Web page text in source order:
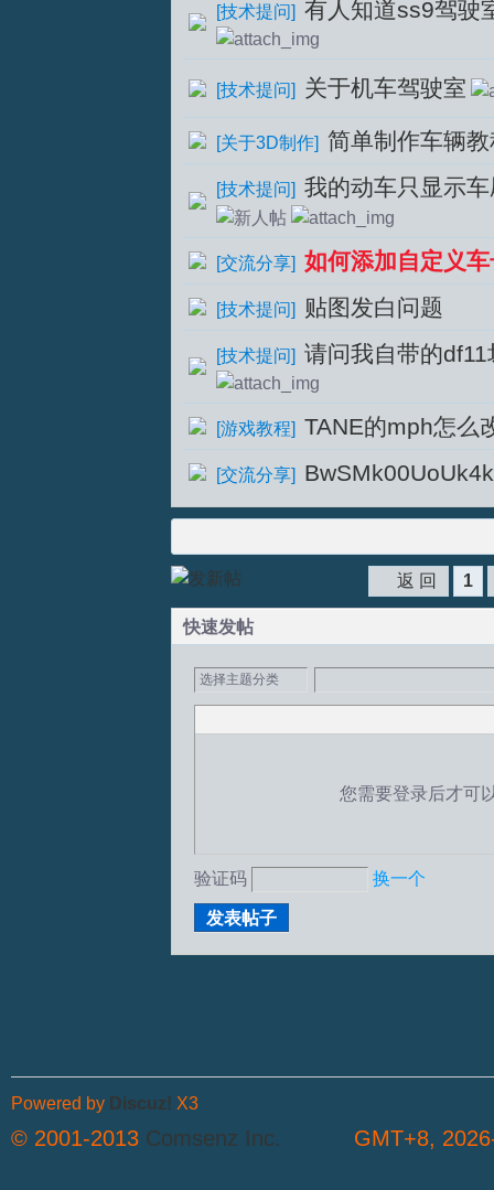
[技术提问] 有人知道ss9驾驶
[技术提问] 关于机车驾驶室
[关于3D制作] 简单制作车辆
[技术提问] 我的动车只显示
[交流分享] 如何添加自定义
[技术提问] 贴图发白问题
[技术提问] 请问我自带的
[游戏教程] TANE的mph怎么
[交流分享]
1
返 回
快速发帖
选择主题分类
您需要登录后才可
验证码 换一个
发表帖子
GMT+8,
Powered by Discuz! X3
© 2001-2013 Comsenz Inc.